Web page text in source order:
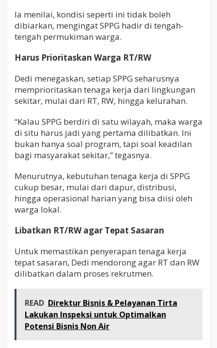
Ia menilai, kondisi seperti ini tidak boleh
dibiarkan, mengingat SPPG hadir di tengah-
tengah permukiman warga.
Harus Prioritaskan Warga RT/RW
Dedi menegaskan, setiap SPPG seharusnya
memprioritaskan tenaga kerja dari lingkungan
sekitar, mulai dari RT, RW, hingga kelurahan.
“Kalau SPPG berdiri di satu wilayah, maka warga
di situ harus jadi yang pertama dilibatkan. Ini
bukan hanya soal program, tapi soal keadilan
bagi masyarakat sekitar,” tegasnya.
Menurutnya, kebutuhan tenaga kerja di SPPG
cukup besar, mulai dari dapur, distribusi,
hingga operasional harian yang bisa diisi oleh
warga lokal.
Libatkan RT/RW agar Tepat Sasaran
Untuk memastikan penyerapan tenaga kerja
tepat sasaran, Dedi mendorong agar RT dan RW
dilibatkan dalam proses rekrutmen.
READ Direktur Bisnis & Pelayanan Tirta
Lakukan Inspeksi untuk Optimalkan
Potensi Bisnis Non Air